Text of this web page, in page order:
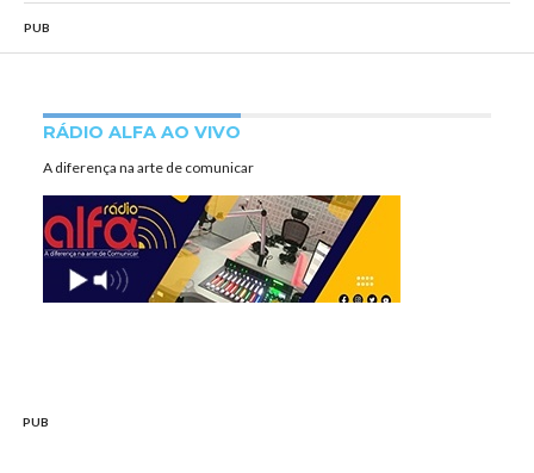
PUB
RÁDIO ALFA AO VIVO
A diferença na arte de comunicar
PUB